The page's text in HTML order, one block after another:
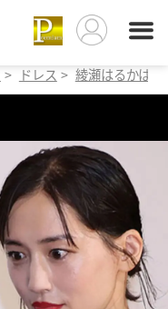
> ドレス > 綾瀬はるかは